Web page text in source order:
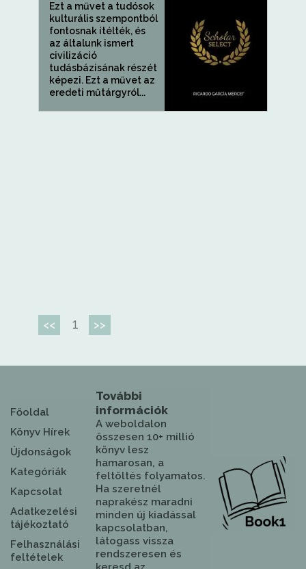
Ezt a művet a tudósok
kulturális szempontból
fontosnak ítélték, és
az általunk ismert
civilizáció
tudásbázisának részét
képezi. Ezt a művet az
eredeti műtárgyról...
<< 1 >>
Főoldal
Könyv Hírek
Újdonságok
Kategóriák
Kapcsolat
Adatkezelési
tájékoztató
Felhasználási
feltételek
További
információk
A weboldalon
összesen 10+ millió
könyv lesz
hamarosan, a
feltöltés folyamatos.
Ha szeretnél
naprakész maradni
minden új kiadással
kapcsolatban,
látogass vissza
rendszeresen és